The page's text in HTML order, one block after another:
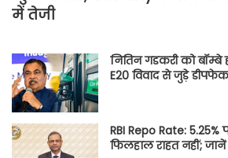
में तेजी
नितिन गडकरी को बॉम्बे
E20 विवाद से जुड़े
RBI Repo Rate: 5.25%
फिलहाल राहत नहीं;